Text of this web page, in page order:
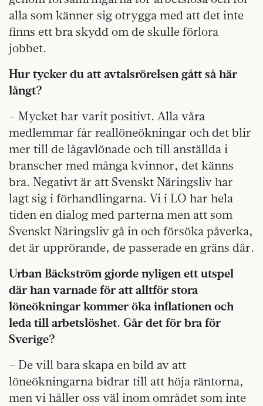
alla som känner sig otrygga med att det inte
finns ett bra skydd om de skulle förlora
jobbet.
Hur tycker du att avtalsrörelsen gått så här
långt?
– Mycket har varit positivt. Alla våra
medlemmar får reallöneökningar och det blir
mer till de lågavlönade och till anställda i
branscher med många kvinnor, det känns
bra. Negativt är att Svenskt Näringsliv har
lagt sig i förhandlingarna. Vi i LO har hela
tiden en dialog med parterna men att som
Svenskt Näringsliv gå in och försöka påverka,
det är upprörande, de passerade en gräns där.
Urban Bäckström gjorde nyligen ett utspel
där han varnade för att alltför stora
löneökningar kommer öka inflationen och
leda till arbetslöshet. Går det för bra för
Sverige?
– De vill bara skapa en bild av att
löneökningarna bidrar till att höja räntorna,
men vi håller oss väl inom området som inte